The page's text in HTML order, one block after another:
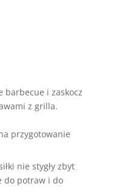
barbecue i zaskocz
z grilla.
przygotowanie
nie stygły zbyt
do potraw i do